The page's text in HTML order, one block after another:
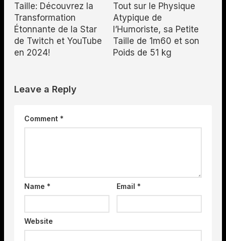
Taille: Découvrez la
Transformation
Étonnante de la Star
de Twitch et YouTube
en 2024!
Tout sur le Physique
Atypique de
l’Humoriste, sa Petite
Taille de 1m60 et son
Poids de 51 kg
Leave a Reply
Comment *
Name * Email*
Website